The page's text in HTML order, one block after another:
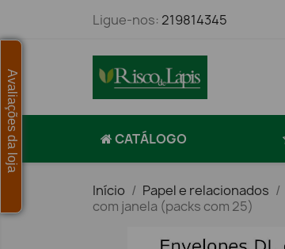
Ligue-nos: 219814345
CATÁLOGO
Início Papel e relacionados
com janela (packs com 25)
Avaliações da loja